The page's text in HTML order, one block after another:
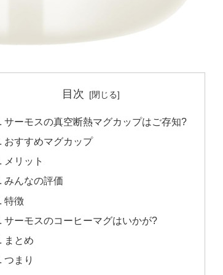
目次
サーモスの真空断熱マグカップはご存知?
おすすめマグカップ
メリット
みんなの評価
特徴
サーモスのコーヒーマグはいかが?
まとめ
つまり